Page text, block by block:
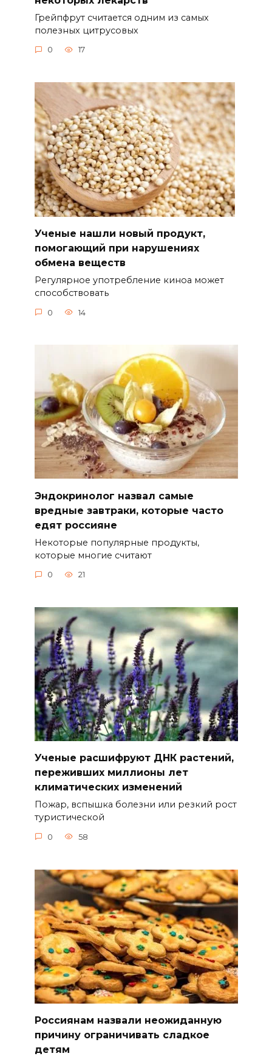
Грейпфрут считается одним из самых
полезных цитрусовых
0 17
Ученые нашли новый продукт,
помогающий при нарушениях
обмена веществ
Регулярное употребление киноа может
способствовать
0 14
Эндокринолог назвал самые
вредные завтраки, которые часто
едят россияне
Некоторые популярные продукты,
которые многие считают
0 21
Ученые расшифруют ДНК растений,
переживших миллионы лет
климатических изменений
Пожар, вспышка болезни или резкий рост
туристической
0 58
Россиянам назвали неожиданную
причину ограничивать сладкое
детям